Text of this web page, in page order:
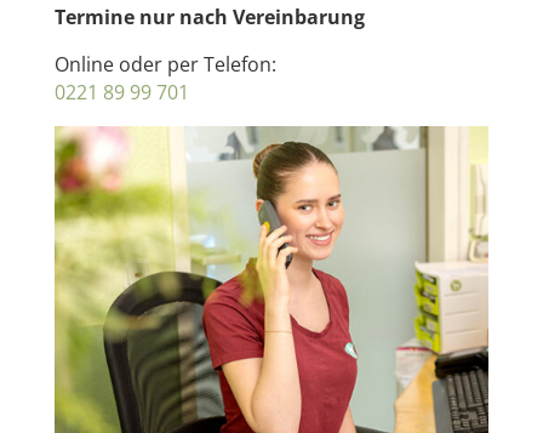
Termine nur nach Vereinbarung
Online oder per Telefon:
0221 89 99 701